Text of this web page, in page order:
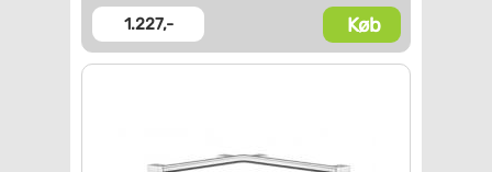
1.227,- Køb